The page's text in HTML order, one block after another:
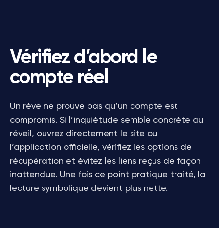
Vérifiez d’abord le
compte réel
Un rêve ne prouve pas qu’un compte est
compromis. Si l’inquiétude semble concrète au
réveil, ouvrez directement le site ou
l’application officielle, vérifiez les options de
récupération et évitez les liens reçus de façon
inattendue. Une fois ce point pratique traité, la
lecture symbolique devient plus nette.